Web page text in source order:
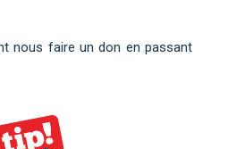
nous faire un don en passant